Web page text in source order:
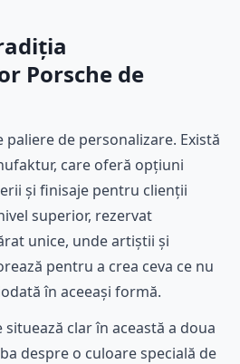
Porsche de
de personalizare. Există
care oferă opțiuni
și finisaje pentru clienții
superior, rezervat
unice, unde artiștii și
pentru a crea ceva ce nu
în aceeași formă.
situează clar în această a doua
despre o culoare specială de